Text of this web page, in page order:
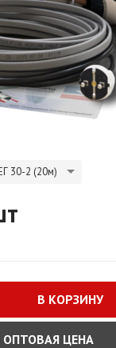
30-2 (20м)
ОПТОВАЯ ЦЕНА